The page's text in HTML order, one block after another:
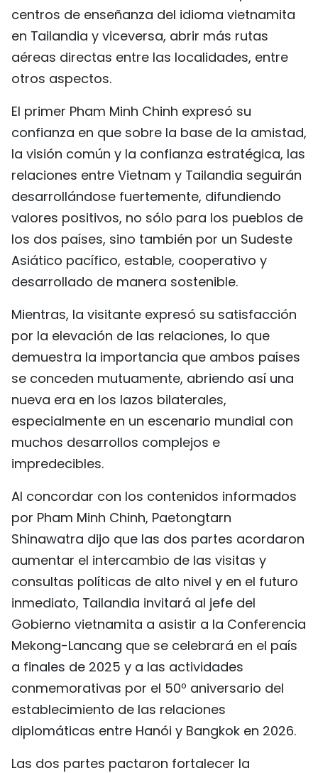
centros de enseñanza del idioma vietnamita
en Tailandia y viceversa, abrir más rutas
aéreas directas entre las localidades, entre
otros aspectos.
El primer Pham Minh Chinh expresó su
confianza en que sobre la base de la amistad,
la visión común y la confianza estratégica, las
relaciones entre Vietnam y Tailandia seguirán
desarrollándose fuertemente, difundiendo
valores positivos, no sólo para los pueblos de
los dos países, sino también por un Sudeste
Asiático pacífico, estable, cooperativo y
desarrollado de manera sostenible.
Mientras, la visitante expresó su satisfacción
por la elevación de las relaciones, lo que
demuestra la importancia que ambos países
se conceden mutuamente, abriendo así una
nueva era en los lazos bilaterales,
especialmente en un escenario mundial con
muchos desarrollos complejos e
impredecibles.
Al concordar con los contenidos informados
por Pham Minh Chinh, Paetongtarn
Shinawatra dijo que las dos partes acordaron
aumentar el intercambio de las visitas y
consultas políticas de alto nivel y en el futuro
inmediato, Tailandia invitará al jefe del
Gobierno vietnamita a asistir a la Conferencia
Mekong-Lancang que se celebrará en el país
a finales de 2025 y a las actividades
conmemorativas por el 50º aniversario del
establecimiento de las relaciones
diplomáticas entre Hanói y Bangkok en 2026.
Las dos partes pactaron fortalecer la